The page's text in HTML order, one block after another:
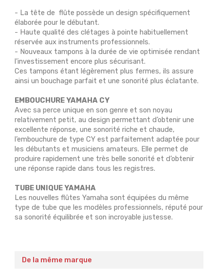
- La tête de flûte possède un design spécifiquement
élaborée pour le débutant.
- Haute qualité des clétages à pointe habituellement
réservée aux instruments professionnels.
- Nouveaux tampons à la durée de vie optimisée rendant
l'investissement encore plus sécurisant.
Ces tampons étant légèrement plus fermes, ils assure
ainsi un bouchage parfait et une sonorité plus éclatante.
EMBOUCHURE YAMAHA CY
Avec sa perce unique en son genre et son noyau
relativement petit, au design permettant d’obtenir une
excellente réponse, une sonorité riche et chaude,
l’embouchure de type CY est parfaitement adaptée pour
les débutants et musiciens amateurs. Elle permet de
produire rapidement une très belle sonorité et d’obtenir
une réponse rapide dans tous les registres.
TUBE UNIQUE YAMAHA
Les nouvelles flûtes Yamaha sont équipées du même
type de tube que les modèles professionnels, réputé pour
sa sonorité équilibrée et son incroyable justesse.
De la même marque